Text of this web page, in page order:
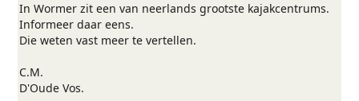
In Wormer zit een van neerlands grootste kajakcentrums.
Informeer daar eens.
Die weten vast meer te vertellen.
C.M.
D'Oude Vos.